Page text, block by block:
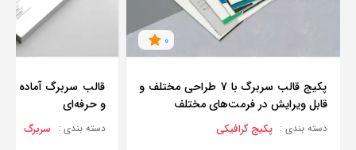
0
پکیج قالب سربرگ با 7 طراحی مختلف و
قابل ویرایش در فرمت‌های مختلف
دسته بندی : پکیج گرافیکی
قالب سربرگ آماده
و حرفه‌ای
دسته بندی : سربرگ